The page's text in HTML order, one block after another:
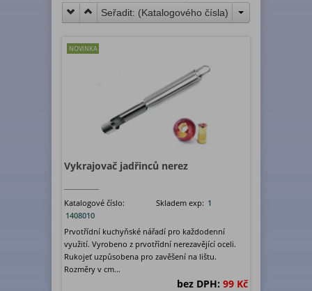
Seřadit: (Katalogového čísla)
NOVINKA
Vykrajovač jadřinců nerez
Katalogové číslo:
1408010
Skladem exp: 1
Prvotřídní kuchyňské nářadí pro každodenní
využití. Vyrobeno z prvotřídní nerezavějící oceli.
Rukojeť uzpůsobena pro zavěšení na lištu.
Rozměry v cm...
bez DPH: 99 Kč